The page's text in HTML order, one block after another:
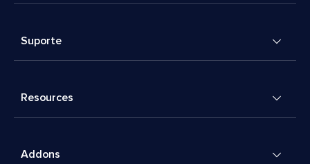
Suporte
Resources
Addons